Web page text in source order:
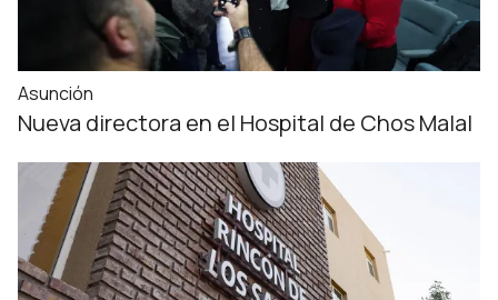
Asunción
Nueva directora en el Hospital de Chos Malal